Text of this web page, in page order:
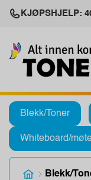
KJØPSHJELP:
Blekk/Toner
Whiteboard/
Blekk/